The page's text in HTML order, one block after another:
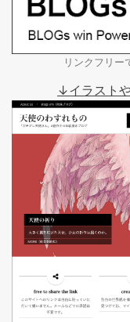
リンクフリー
↓イラスト